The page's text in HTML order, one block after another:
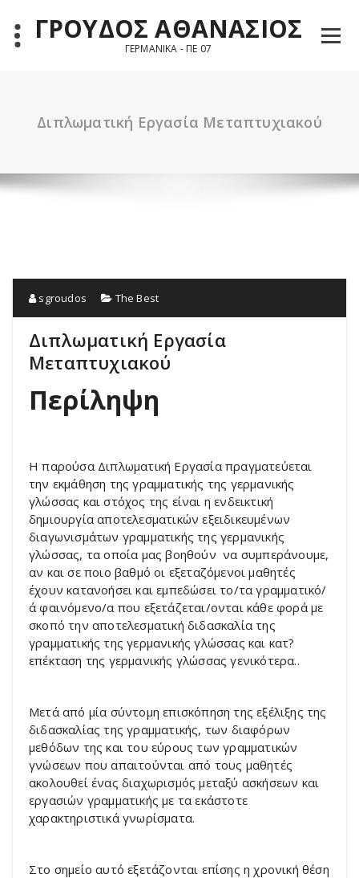
contentΓΡΟΥΔΟΣ ΑΘΑΝΑΣΙΟΣ
ΓΕΡΜΑΝΙΚΑ - ΠΕ 07
Διπλωματική Εργασία Μεταπτυχιακού
sgroudos The Best
Διπλωματική Εργασία
Μεταπτυχιακού
Περίληψη
Η παρούσα Διπλωματική Εργασία πραγματεύεται
την εκμάθηση της γραμματικής της γερμανικής
γλώσσας και στόχος της είναι η ενδεικτική
δημιουργία αποτελεσματικών εξειδικευμένων
διαγωνισμάτων γραμματικής της γερμανικής
γλώσσας, τα οποία μας βοηθούν να συμπεράνουμε,
αν και σε ποιο βαθμό οι εξεταζόμενοι μαθητές
έχουν κατανοήσει και εμπεδώσει το/τα γραμματικό/
ά φαινόμενο/α που εξετάζεται/ονται κάθε φορά με
σκοπό την αποτελεσματική διδασκαλία της
γραμματικής της γερμανικής γλώσσας και κατ?
επέκταση της γερμανικής γλώσσας γενικότερα..
Μετά από μία σύντομη επισκόπηση της εξέλιξης της
διδασκαλίας της γραμματικής, των διαφόρων
μεθόδων της και του εύρους των γραμματικών
γνώσεων που απαιτούνται από τους μαθητές
ακολουθεί ένας διαχωρισμός μεταξύ ασκήσεων και
εργασιών γραμματικής με τα εκάστοτε
χαρακτηριστικά γνωρίσματα.
Στο σημείο αυτό εξετάζονται επίσης η χρονική θέση